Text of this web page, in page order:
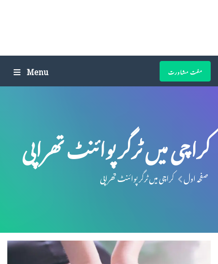
Menu مفت مشاورت
کراچی میں ٹرگر پوائنٹ تھراپی
صفحہ اول کراچی میں ٹرگر پوائنٹ تھراپی